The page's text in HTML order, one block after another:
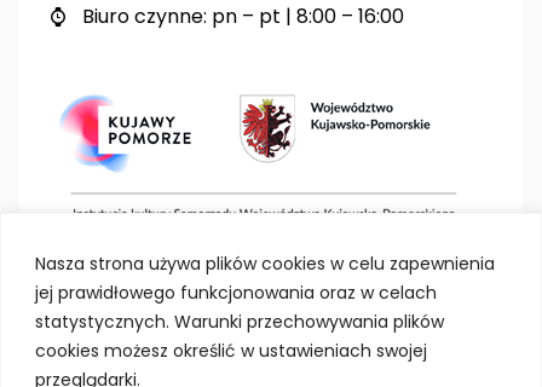
Nasza strona używa plików cookies w celu zapewnienia
jej prawidłowego funkcjonowania oraz w celach
statystycznych. Warunki przechowywania plików
cookies możesz określić w ustawieniach swojej
przeglądarki.
 Biuro czynne: pn – pt | 8:00 – 16:00